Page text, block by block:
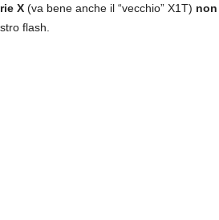
X (va bene anche il “vecchio” X1T)
flash.